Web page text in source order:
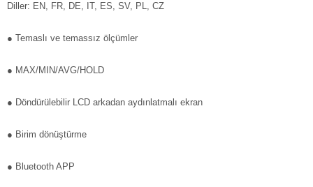
Diller: EN, FR, DE, IT, ES, SV, PL, CZ
● Temaslı ve temassız ölçümler
● MAX/MIN/AVG/HOLD
● Döndürülebilir LCD arkadan aydınlatmalı ekran
● Birim dönüştürme
● Bluetooth APP